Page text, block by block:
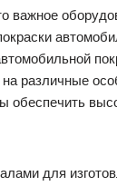
важное
различные
обеспечить
для